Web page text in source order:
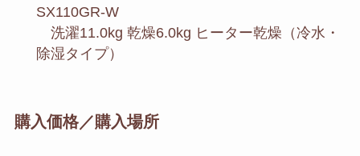
SX110GR-W
洗濯11.0kg 乾燥6.0kg ヒーター乾燥（冷水・
除湿タイプ）
購入価格／購入場所